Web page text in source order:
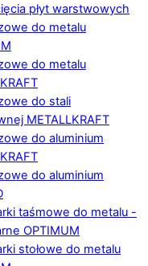
płyt warstwowych
do metalu
do metalu
do stali
METALLKRAFT
do aluminium
do aluminium
taśmowe do metalu -
OPTIMUM
stołowe do metalu